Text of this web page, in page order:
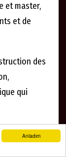
Anladım
et master,
et de
des
qui